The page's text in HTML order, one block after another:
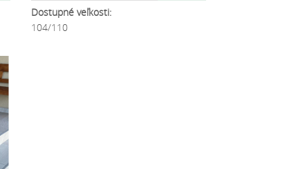
Dostupné veľkosti:
104/110